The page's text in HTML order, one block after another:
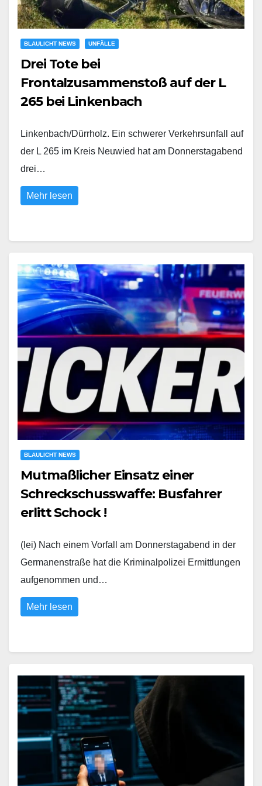
BLAULICHT NEWS UNFÄLLE
Drei Tote bei
Frontalzusammenstoß auf der L
265 bei Linkenbach
Linkenbach/Dürrholz. Ein schwerer Verkehrsunfall auf
der L 265 im Kreis Neuwied hat am Donnerstagabend
drei…
Mehr lesen
BLAULICHT NEWS
Mutmaßlicher Einsatz einer
Schreckschusswaffe: Busfahrer
erlitt Schock !
(lei) Nach einem Vorfall am Donnerstagabend in der
Germanenstraße hat die Kriminalpolizei Ermittlungen
aufgenommen und…
Mehr lesen